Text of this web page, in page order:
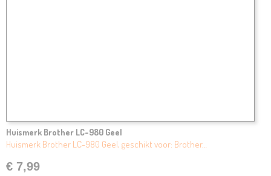
Huismerk Brother LC-980 Geel
Huismerk Brother LC-980 Geel, geschikt voor: Brother…
€ 7,99